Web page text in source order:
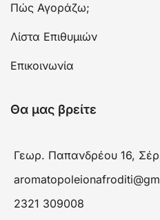
Πώς Αγοράζω;
Λίστα Επιθυμιών
Επικοινωνία
Θα μας βρείτε
Γεωρ. Παπανδρέου 16,
2321 309008